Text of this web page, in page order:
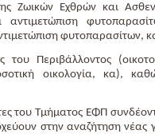
Ζωικών Εχθρών και
αντιμετώπιση
φυτοπαρασίτων,
Περιβάλλοντος
οικολογία, κα),
του Τμήματος ΕΦΠ
στην αναζήτηση